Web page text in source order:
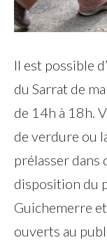
Il est possible
du Sarrat de
de 14h à 18h.
de verdure ou
prélasser dans
disposition du
Guichemerre
ouverts au